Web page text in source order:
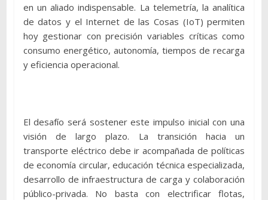
en un aliado indispensable. La telemetría, la analítica
de datos y el Internet de las Cosas (IoT) permiten
hoy gestionar con precisión variables críticas como
consumo energético, autonomía, tiempos de recarga
y eficiencia operacional.
El desafío será sostener este impulso inicial con una
visión de largo plazo. La transición hacia un
transporte eléctrico debe ir acompañada de políticas
de economía circular, educación técnica especializada,
desarrollo de infraestructura de carga y colaboración
público-privada. No basta con electrificar flotas,